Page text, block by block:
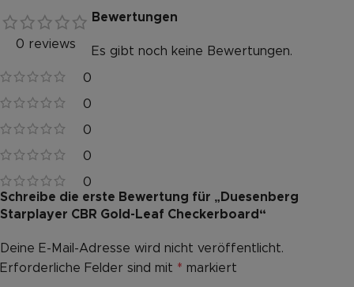
0 reviews
0
0
0
0
0
Bewertungen
Es gibt noch keine Bewertungen.
Schreibe die erste Bewertung für „Duesenberg
Starplayer CBR Gold-Leaf Checkerboard“
Deine E-Mail-Adresse wird nicht veröffentlicht.
Erforderliche Felder sind mit * markiert
Alternative: